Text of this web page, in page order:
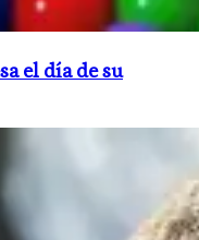
el día de su